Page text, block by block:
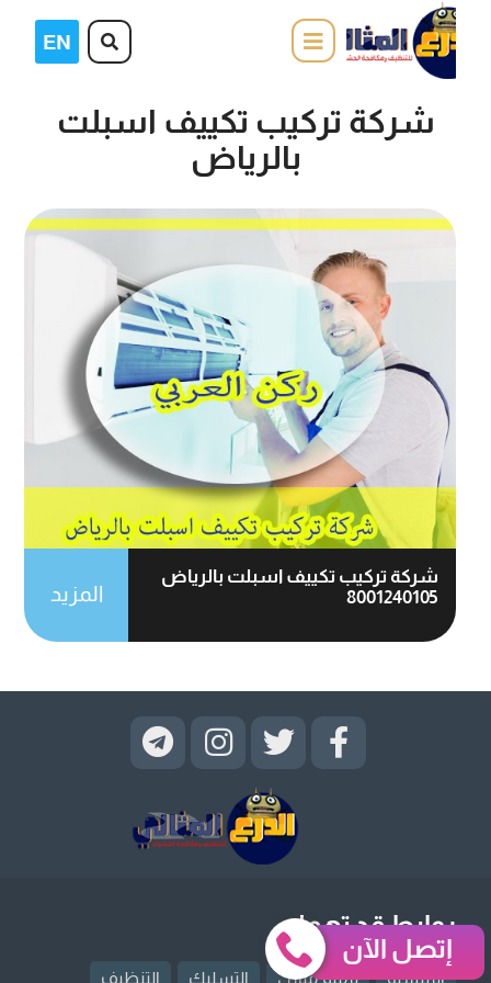
شركة تركيب تكييف اسبلت
بالرياض
شركة تركيب تكييف اسبلت بالرياض
8001240105
المزيد
روابط قد تهمك
الرئيسية ترميم منازل التسليك التنظيف
إتصل الآن